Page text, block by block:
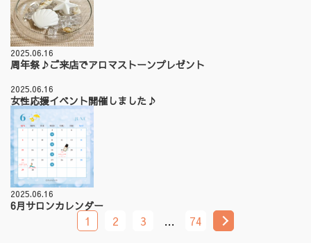
2025.06.16
周年祭♪ご来店でアロマストーンプレゼント
2025.06.16
女性応援イベント開催しました♪
2025.06.16
6月サロンカレンダー
1 2 3 … 74